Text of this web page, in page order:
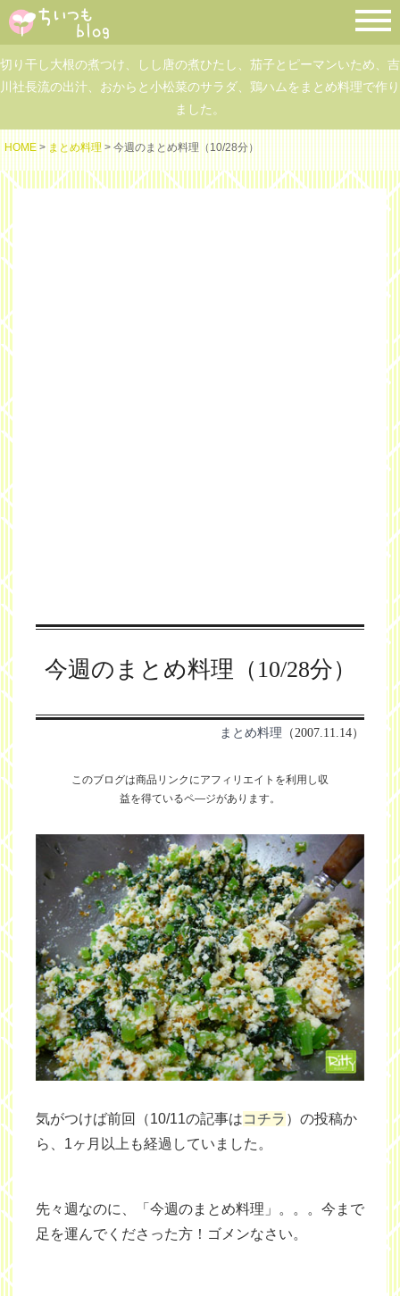
切り干し大根の煮つけ、しし唐の煮ひたし、茄子とピーマンいため、吉
川社長流の出汁、おからと小松菜のサラダ、鶏ハムをまとめ料理で作り
ました。
HOME > まとめ料理 > 今週のまとめ料理（10/28分）
今週のまとめ料理（10/28分）
まとめ料理 （2007.11.14）
このブログは商品リンクにアフィリエイトを利用し収
益を得ているペ―ジがあります。
気がつけば前回（10/11の記事はコチラ ）の投稿か
ら、1ヶ月以上も経過していました。
先々週なのに、「今週のまとめ料理」。。。今まで
足を運んでくださった方！ゴメンなさい。